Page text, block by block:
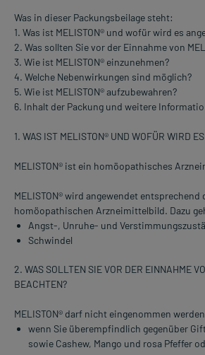
Was in dieser Packungsbeilage steht:
1. Was ist MELISTON® und wofür wird es
2. Was sollten Sie vor der Einnahme von
3. Wie ist MELISTON® einzunehmen?
4. Welche Nebenwirkungen sind möglich?
5. Wie ist MELISTON® aufzubewahren?
6. Inhalt der Packung und weitere
1. WAS IST MELISTON® UND WOFÜR WIRD
MELISTON® ist ein homöopathisches
MELISTON® wird angewendet entsprechend
homöopathischen Arzneimittelbild. Dazu
Angst-, Unruhe- und
Schwindel
2. WAS SOLLTEN SIE VOR DER EINNAHME
BEACHTEN?
MELISTON® darf nicht eingenommen
wenn Sie überempfindlich gegenüber
sowie Cashew, Mango und rosa Pfeffer